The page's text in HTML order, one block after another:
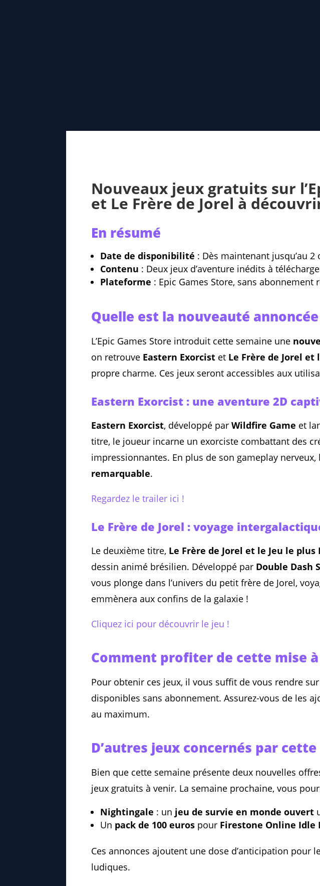
Nouveaux jeux gratuits sur
et Le Frère de Jorel à
En résumé
Date de disponibilité : Dès maintenant jusqu’au 2
Contenu : Deux jeux d’aventure inédits à
Plateforme : Epic Games Store, sans abonnement
Quelle est la nouveauté annoncée
L’Epic Games Store introduit cette semaine une
on retrouve Eastern Exorcist et Le Frère de Jorel
propre charme. Ces jeux seront accessibles aux
Eastern Exorcist : une aventure 2D
Eastern Exorcist, développé par Wildfire Game et
titre, le joueur incarne un exorciste combattant des
impressionnantes. En plus de son gameplay
remarquable.
Regardez le trailer ici !
Le Frère de Jorel : voyage
Le deuxième titre, Le Frère de Jorel et le Jeu le
dessin animé brésilien. Développé par Double Dash
vous plonge dans l’univers du petit frère de Jorel,
emmènera aux confins de la galaxie !
Cliquez ici pour découvrir le jeu !
Comment profiter de cette mise
Pour obtenir ces jeux, il vous suffit de vous rendre
disponibles sans abonnement. Assurez-vous de les
au maximum.
D’autres jeux concernés par cette
Bien que cette semaine présente deux nouvelles
jeux gratuits à venir. La semaine prochaine, vous
Nightingale : un jeu de survie en monde ouvert
Un pack de 100 euros pour Firestone Online Idle
Ces annonces ajoutent une dose d’anticipation pour
ludiques.